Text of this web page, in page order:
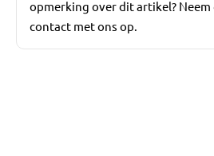
opmerking over dit artikel? Neem
contact met ons op.